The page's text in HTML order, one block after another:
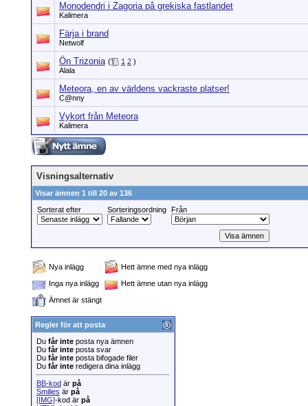
Monodendri i Zagoria på grekiska fastlandet
Kalimera
Färja i brand
Netwolf
Ön Trizonia ( 1 2 )
Alala
Meteora, en av världens vackraste platser!
C@nny
Vykort från Meteora
Kalimera
Visningsalternativ
Visar ämnen 1 till 20 av 136
Sorterat efter
Sorteringsordning Från
Nya inlägg
Hett ämne med nya inlägg
Inga nya inlägg
Hett ämne utan nya inlägg
Ämnet är stängt
Regler för att posta
Du får inte posta nya ämnen
Du får inte posta svar
Du får inte posta bifogade filer
Du får inte redigera dina inlägg
BB-kod är på
Smilies är på
[IMG]-kod är på